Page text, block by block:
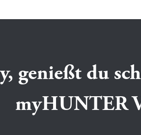
genießt du
myHUNTER